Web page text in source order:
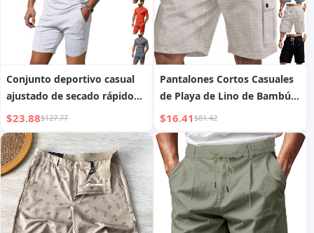
Conjunto deportivo casual
ajustado de secado rápido
para hombre, camisa tipo
polo de manga corta estilo
británico
$23.88$127.77
Pantalones Cortos Casuales
de Playa de Lino de Bambú
de Ropa de Trabajo Amekaji
$16.41$81.42